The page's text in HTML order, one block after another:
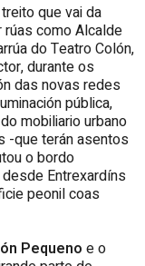
que vai da
rúas como Alcalde
do Teatro Colón,
durante os
das novas redes
pública,
mobiliario urbano
-que terán asentos
o bordo
Entrexardíns
peonil coas
Pequeno e o